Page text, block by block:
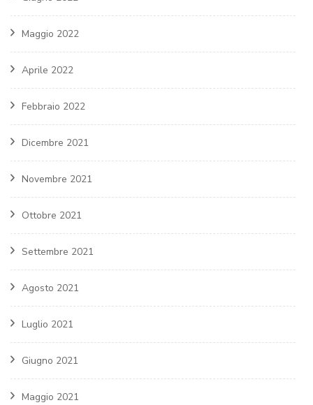
Maggio 2022
Aprile 2022
Febbraio 2022
Dicembre 2021
Novembre 2021
Ottobre 2021
Settembre 2021
Agosto 2021
Luglio 2021
Giugno 2021
Maggio 2021